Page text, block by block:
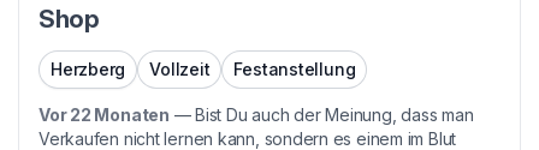
Shop
Herzberg Vollzeit Festanstellung
Vor 22 Monaten —Bist Du auch der Meinung, dass man
Verkaufen nicht lernen kann, sondern es einem im Blut